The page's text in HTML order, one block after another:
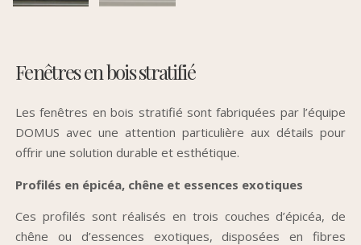
Fenêtres en bois stratifié
Les fenêtres en bois stratifié sont fabriquées par l’équipe
DOMUS avec une attention particulière aux détails pour
offrir une solution durable et esthétique.
Profilés en épicéa, chêne et essences exotiques
Ces profilés sont réalisés en trois couches d’épicéa, de
chêne ou d’essences exotiques, disposées en fibres